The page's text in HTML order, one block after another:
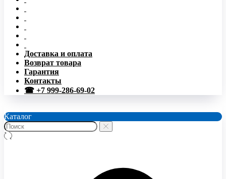
Доставка и оплата
Возврат товара
Гарантия
Контакты
☎ +7 999-286-69-02
Каталог